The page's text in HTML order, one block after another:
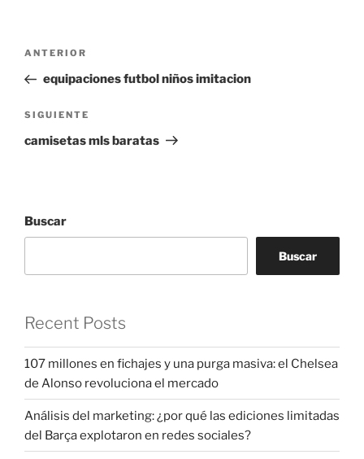
Navegación
entradas
Entrada
anterior:
ANTERIOR
equipaciones futbol niños imitacion
Siguiente
entrada
SIGUIENTE
camisetas mls baratas
Buscar
Buscar
Recent Posts
107 millones en fichajes y una purga masiva: el Chelsea
de Alonso revoluciona el mercado
Análisis del marketing: ¿por qué las ediciones limitadas
del Barça explotaron en redes sociales?